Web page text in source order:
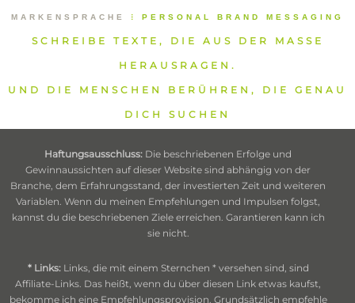
MARKENSPRACHE ⁞ PERSONAL BRAND MESSAGING
SCHREIBE TEXTE, DIE AUS DER MASSE
HERAUSRAGEN.
UND DIE MENSCHEN BERÜHREN, DIE GENAU
DICH SUCHEN
Haftungsausschluss: Die beschriebenen Erfolge und
Gewinnaussichten auf dieser Website sind abhängig von der
Branche, dem Erfahrungsstand, der investierten Zeit und weiteren
Variablen. Wenn du meinen Empfehlungen und Impulsen folgst,
kannst du die beschriebenen Ziele erreichen. Garantieren kann ich
sie nicht.
* Links:Links, die mit einem Sternchen * versehen sind, sind
Affiliate-Links. Das heißt, wenn du über diesen Link etwas kaufst,
bekomme ich eine Empfehlungsprovision. Grundsätzlich empfehle